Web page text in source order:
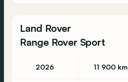
Land Rover
Range Rover Sport
2026 11 900 km